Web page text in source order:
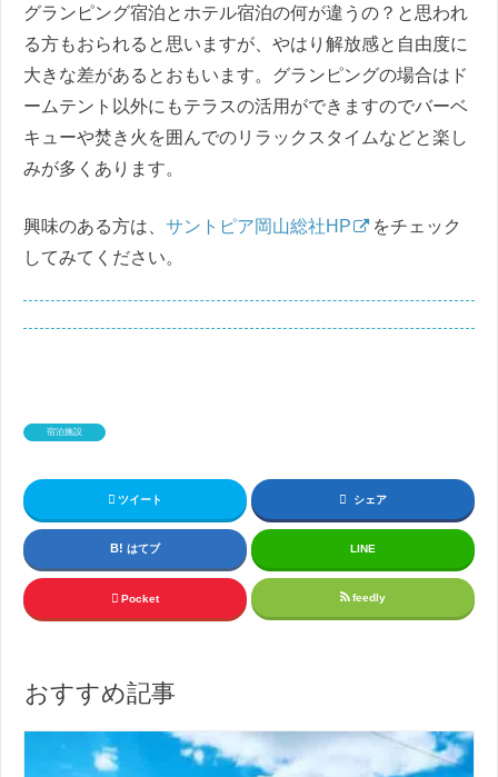
グランピング宿泊とホテル宿泊の何が違うの？と思われ
る方もおられると思いますが、やはり解放感と自由度に
大きな差があるとおもいます。グランピングの場合はド
ームテント以外にもテラスの活用ができますのでバーベ
キューや焚き火を囲んでのリラックスタイムなどと楽し
みが多くあります。
興味のある方は、 サントピア岡山総社HP
をチェック
してみてください。
宿泊施設
ツイート シェア
はてブ LINE
Pocket feedly
おすすめ記事